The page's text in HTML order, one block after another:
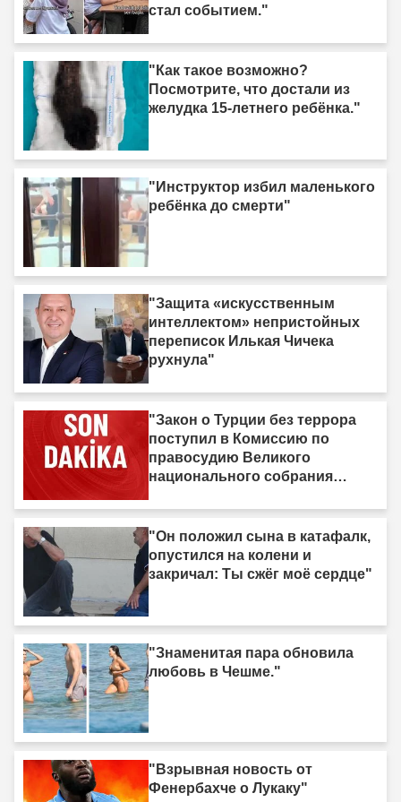
стал событием."
"Как такое возможно?
Посмотрите, что достали из
желудка 15-летнего ребёнка."
"Инструктор избил маленького
ребёнка до смерти"
"Защита «искусственным
интеллектом» непристойных
переписок Илькая Чичека
рухнула"
"Закон о Турции без террора
поступил в Комиссию по
правосудию Великого
национального собрания
"Он положил сына в катафалк,
опустился на колени и
закричал: Ты сжёг моё сердце"
"Знаменитая пара обновила
любовь в Чешме."
"Взрывная новость от
Фенербахче о Лукаку"